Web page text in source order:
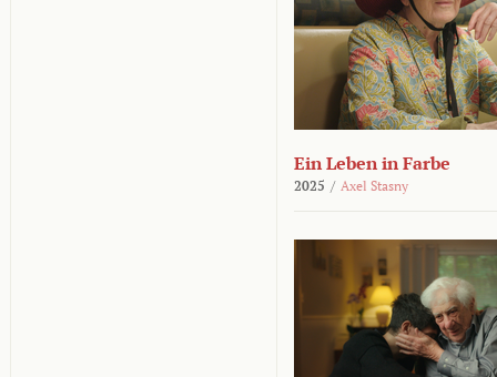
Ein Leben in Farbe
2025 / Axel Stasny